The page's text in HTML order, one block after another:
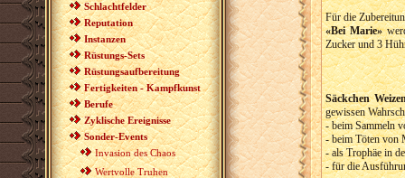
Schlachtfelder
Reputation
Instanzen
Rüstungs-Sets
Rüstungsaufbereitung
Fertigkeiten - Kampfkunst
Berufe
Zyklische Ereignisse
Sonder-Events
Invasion des Chaos
Wertvolle Truhen
Für die
«Bei Marie»
Zucker und 3
Säckchen
gewissen
- beim Sammeln
- beim Töten von
- als Trophäe in
- für die